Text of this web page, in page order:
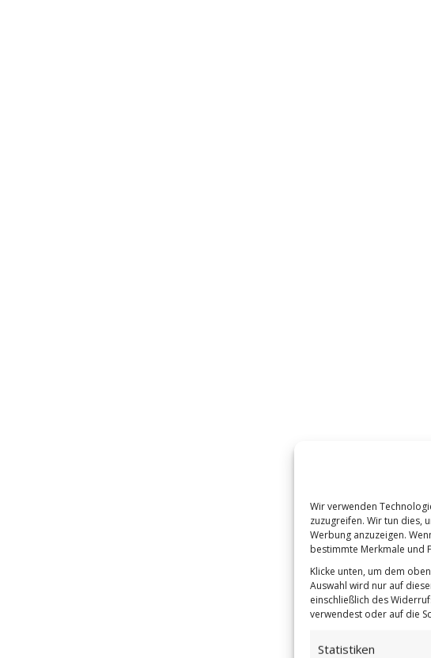
Wir verwenden
zuzugreifen. Wir tun dies,
Werbung anzuzeigen.
bestimmte Merkmale und
Klicke unten, um dem
Auswahl wird nur auf
einschließlich des
verwendest oder auf die
Statistiken